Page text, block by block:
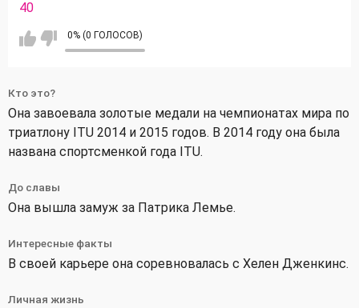
40
0% (0 ГОЛОСОВ)
Кто это?
Она завоевала золотые медали на чемпионатах мира по
триатлону ITU 2014 и 2015 годов. В 2014 году она была
названа спортсменкой года ITU.
До славы
Она вышла замуж за Патрика Лемье.
Интересные факты
В своей карьере она соревновалась с Хелен Дженкинс.
Личная жизнь